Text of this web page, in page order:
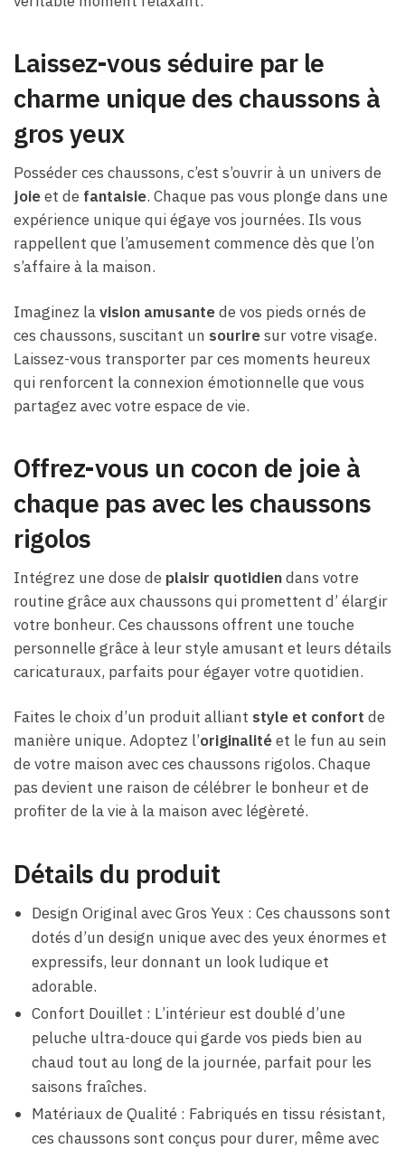
Laissez-vous séduire par le
charme unique des chaussons à
gros yeux
Posséder ces chaussons, c’est s’ouvrir à un univers de
joieet de fantaisie. Chaque pas vous plonge dans une
expérience unique qui égaye vos journées. Ils vous
rappellent que l’amusement commence dès que l’on
s’affaire à la maison.
Imaginez lavision amusantede vos pieds ornés de
ces chaussons, suscitant un souriresur votre visage.
Laissez-vous transporter par ces moments heureux
qui renforcent la connexion émotionnelle que vous
partagez avec votre espace de vie.
Offrez-vous un cocon de joie à
chaque pas avec les chaussons
rigolos
Intégrez une dose de plaisir quotidiendans votre
routine grâce aux chaussons qui promettent d’ élargir
votre bonheur. Ces chaussons offrent une touche
personnelle grâce à leur style amusant et leurs détails
caricaturaux, parfaits pour égayer votre quotidien.
Faites le choix d’un produit alliant style et confort de
manière unique. Adoptez l’originalitéet le fun au sein
de votre maison avec ces chaussons rigolos. Chaque
pas devient une raison de célébrer le bonheur et de
profiter de la vie à la maison avec légèreté.
Détails du produit
Design Original avec Gros Yeux : Ces chaussons sont
dotés d’un design unique avec des yeux énormes et
expressifs, leur donnant un look ludique et
adorable.
Confort Douillet : L’intérieur est doublé d’une
peluche ultra-douce qui garde vos pieds bien au
chaud tout au long de la journée, parfait pour les
saisons fraîches.
Matériaux de Qualité : Fabriqués en tissu résistant,
ces chaussons sont conçus pour durer, même avec